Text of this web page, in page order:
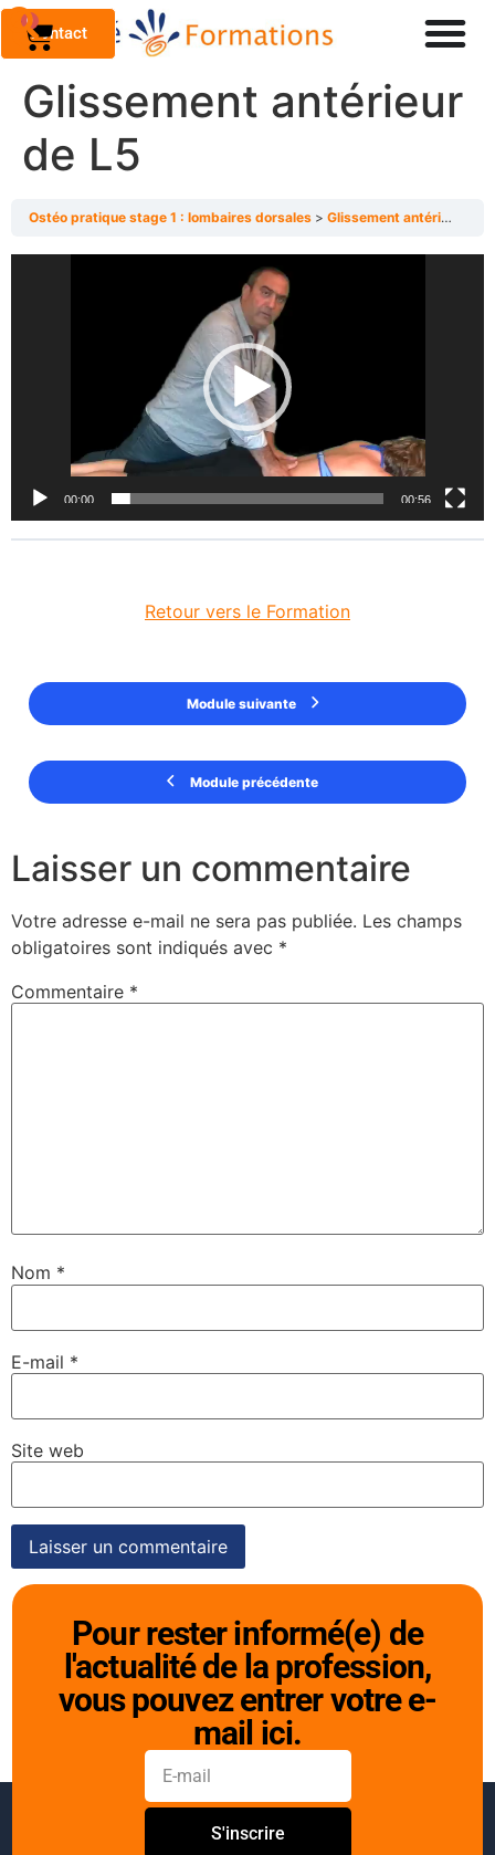
Contact
0
Glissement antérieur
de L5
Ostéo pratique stage 1 : lombaires dorsales Glissement antérieur de L5
00:00 00:56
Module précédente
Retour vers le Formation
Module suivante
Laisser un commentaire
Votre adresse e-mail ne sera pas publiée. Les champs
obligatoires sont indiqués avec *
Commentaire *
Nom *
E-mail *
Site web
Pour rester informé(e) de
l'actualité de la profession,
vous pouvez entrer votre e-
mail ici.
S'inscrire